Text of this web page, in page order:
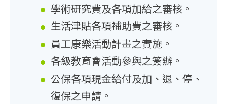
學術研究費及各項加給之審核。
生活津貼各項補助費之審核。
員工康樂活動計畫之實施。
各級教育會活動參與之簽辦。
公保各項現金給付及加、退、停、
復保之申請。